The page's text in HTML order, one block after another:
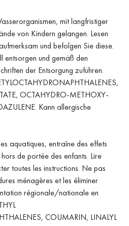
mit langfristiger
von Kindern gelangen. Lesen
und befolgen Sie diese.
entsorgen und gemäß den
der Entsorgung zuführen.
OCTAHYDRO-METHOXY-
Kann allergische
aquatiques, entraîne des effets
de portée des enfants. Lire
toutes les instructions. Ne pas
ménagères et les éliminer
régionale/nationale en
COUMARIN, LINALYL